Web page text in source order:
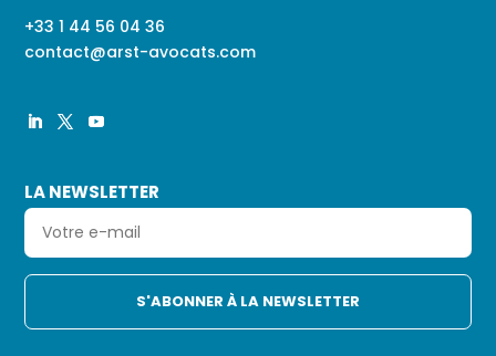
+33 1 44 56 04 36
contact@arst-avocats.com
LA NEWSLETTER
Salut c'est nous...
les Cookies !
On a attendu d'être sûrs que le
contenu de ce site vous intéresse
avant de vous déranger, mais on aimerait bien vous